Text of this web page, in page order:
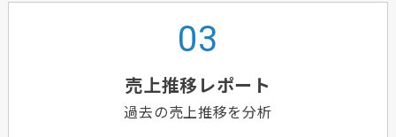
売上推移レポート
過去の売上推移を分析